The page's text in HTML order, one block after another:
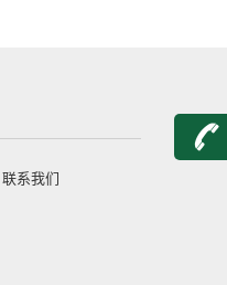
联系我们